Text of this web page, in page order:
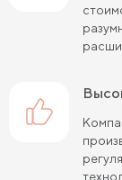
Пружинные
Пружинные
Матрасы
Пружинные